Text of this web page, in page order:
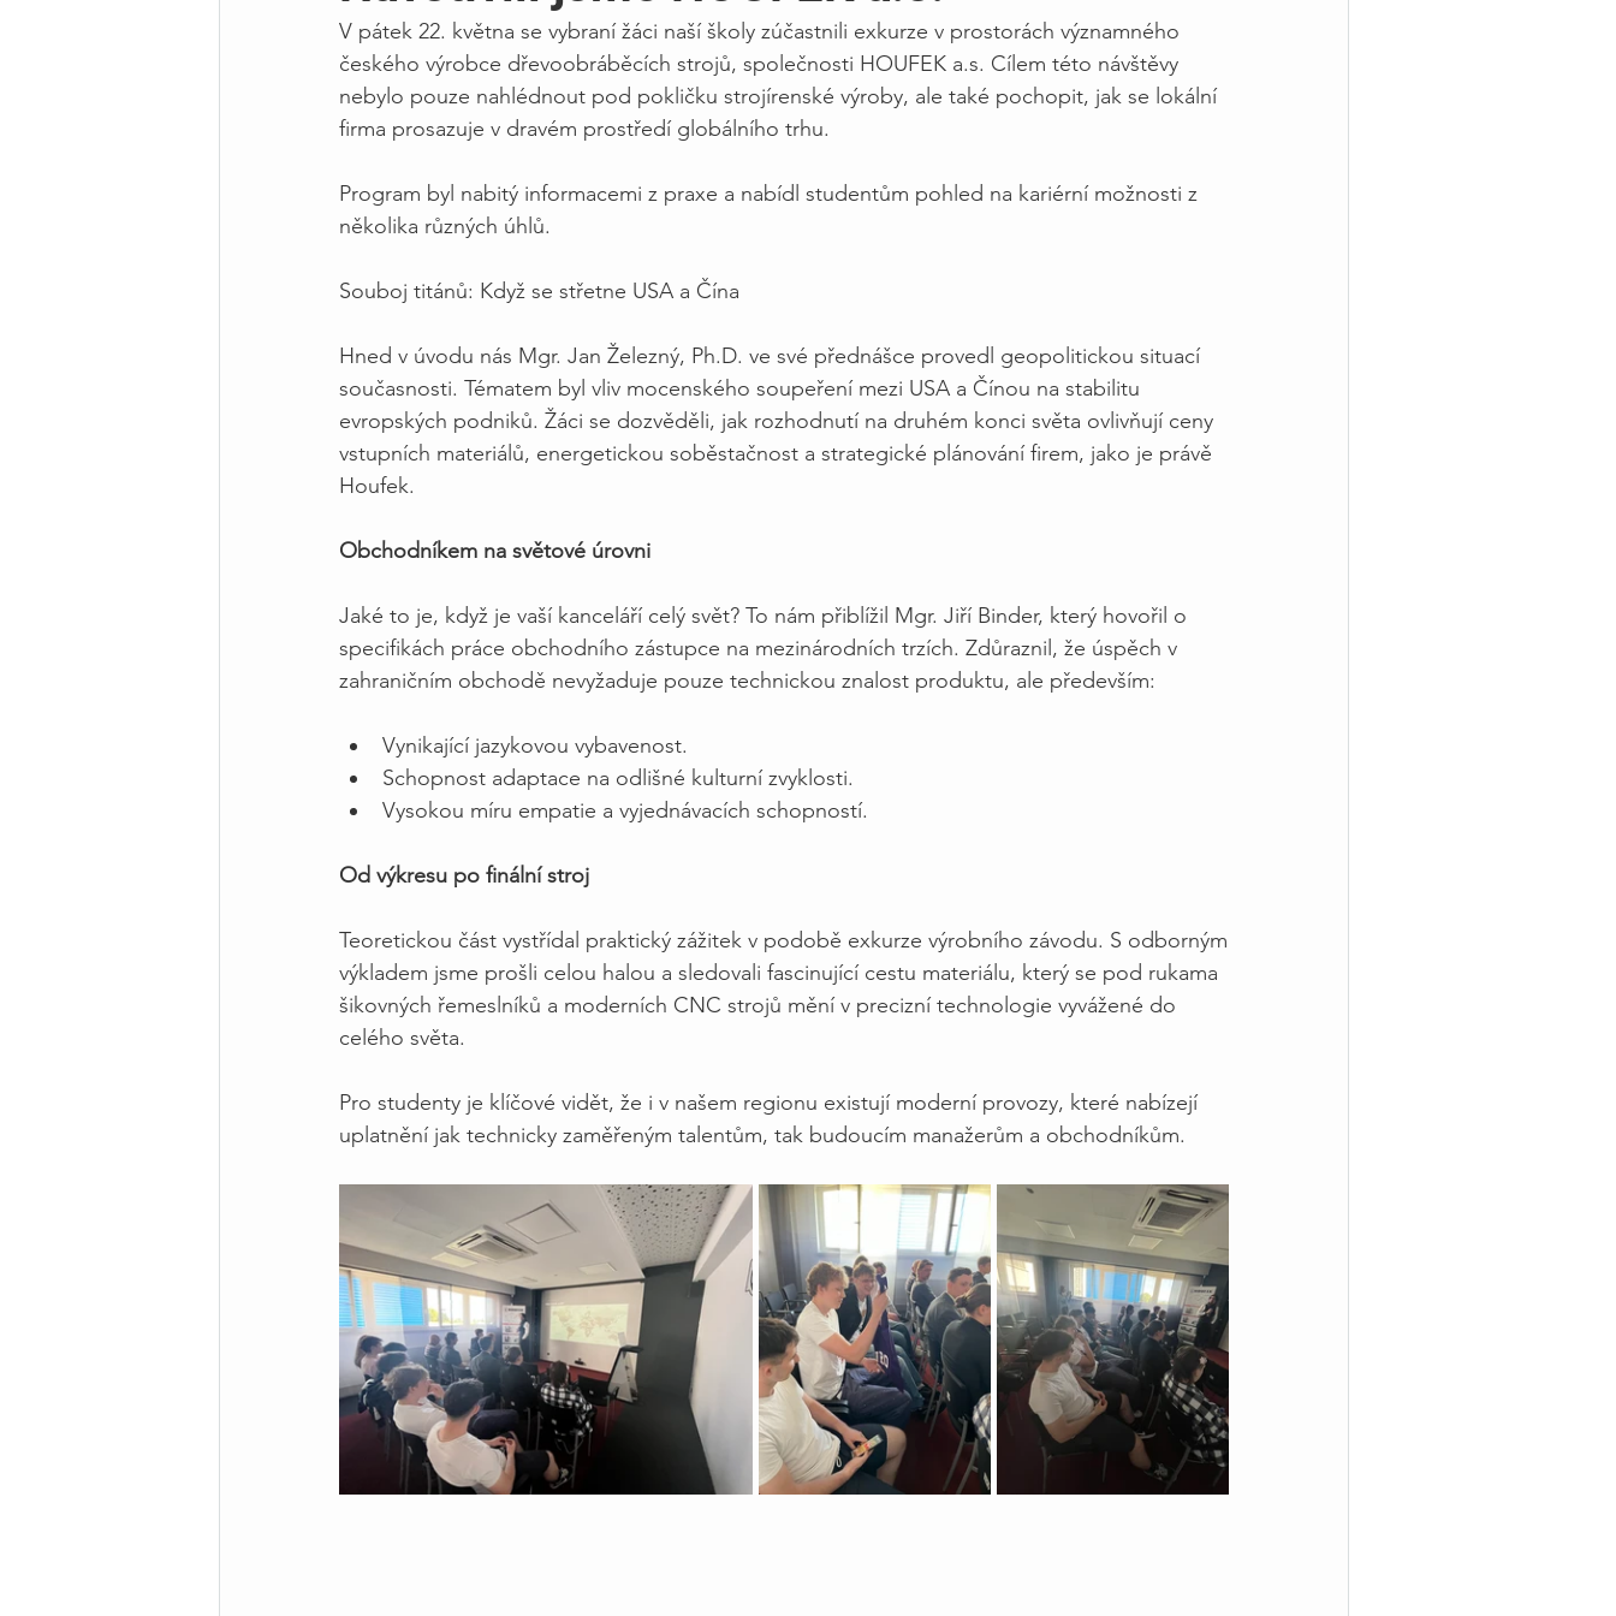
V pátek 22. května se vybraní žáci naší školy zúčastnili exkurze v prostorách významného
českého výrobce dřevoobráběcích strojů, společnosti HOUFEK a.s. Cílem této návštěvy
nebylo pouze nahlédnout pod pokličku strojírenské výroby, ale také pochopit, jak se lokální
firma prosazuje v dravém prostředí globálního trhu.
Program byl nabitý informacemi z praxe a nabídl studentům pohled na kariérní možnosti z
několika různých úhlů.
Souboj titánů: Když se střetne USA a Čína
Hned v úvodu nás Mgr. Jan Železný, Ph.D. ve své přednášce provedl geopolitickou situací
současnosti. Tématem byl vliv mocenského soupeření mezi USA a Čínou na stabilitu
evropských podniků. Žáci se dozvěděli, jak rozhodnutí na druhém konci světa ovlivňují ceny
vstupních materiálů, energetickou soběstačnost a strategické plánování firem, jako je právě
Houfek.
Obchodníkem na světové úrovni
Jaké to je, když je vaší kanceláří celý svět? To nám přiblížil Mgr. Jiří Binder, který hovořil o
specifikách práce obchodního zástupce na mezinárodních trzích. Zdůraznil, že úspěch v
zahraničním obchodě nevyžaduje pouze technickou znalost produktu, ale především:
Vynikající jazykovou vybavenost.
Schopnost adaptace na odlišné kulturní zvyklosti.
Vysokou míru empatie a vyjednávacích schopností.
Od výkresu po finální stroj
Teoretickou část vystřídal praktický zážitek v podobě exkurze výrobního závodu. S odborným
výkladem jsme prošli celou halou a sledovali fascinující cestu materiálu, který se pod rukama
šikovných řemeslníků a moderních CNC strojů mění v precizní technologie vyvážené do
celého světa.
Pro studenty je klíčové vidět, že i v našem regionu existují moderní provozy, které nabízejí
uplatnění jak technicky zaměřeným talentům, tak budoucím manažerům a obchodníkům.